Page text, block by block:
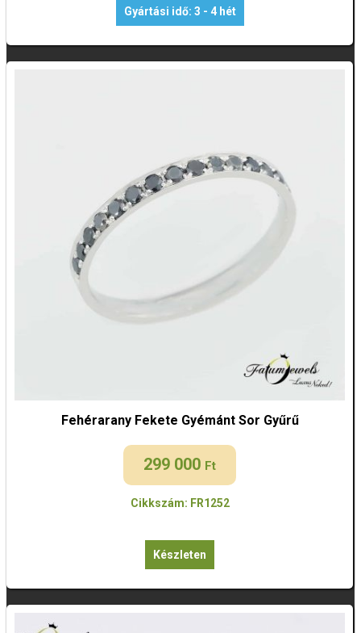
Gyártási idő: 3 - 4 hét
Fehérarany Fekete Gyémánt Sor Gyűrű
299 000 Ft
Cikkszám: FR1252
Készleten